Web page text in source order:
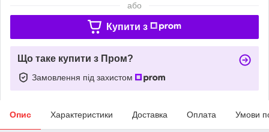
або
Купити з
Що таке купити з Пром?
Замовлення під захистом
Опис Характеристики Доставка Оплата Умови